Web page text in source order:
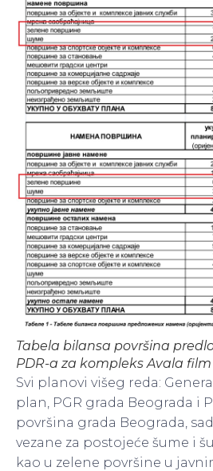
Tabela bilansa površina
PDR-a za kompleks Avala film
Svi planovi višeg reda:
plan, PGR grada Beograda i
površina grada Beograda,
vezane za postojeće šume i
kao u zelene površine u